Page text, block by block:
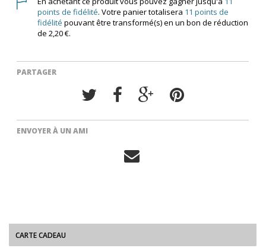
points de fidélité. Votre panier totalisera 11 points de
fidélité pouvant être transformé(s) en un bon de réduction
de 2,20 €.
PARTAGER
ENVOYER À UN AMI
CARTE CADEAU